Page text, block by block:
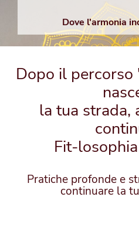
Dove l'armonia
Dopo il percorso
la tua strada,
Fit-
Pratiche profonde e
continuare la